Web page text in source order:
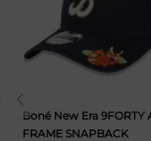
Boné New Era 9FORTY
FRAME SNAPBACK